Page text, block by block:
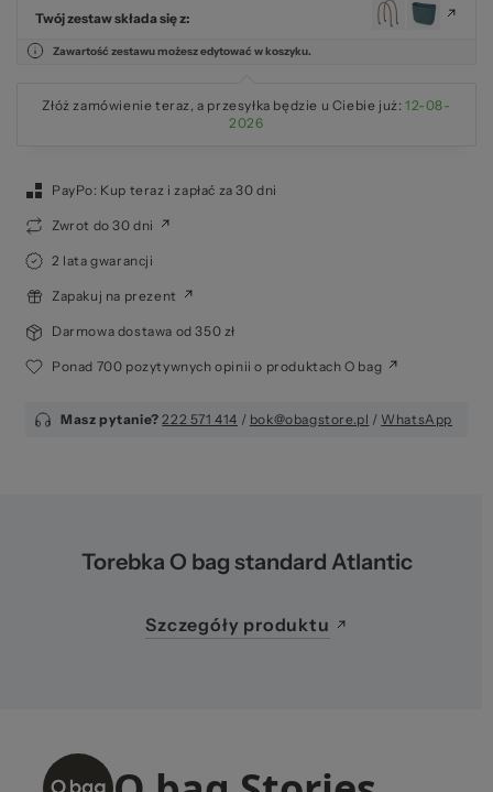
Twój zestaw składa się z:
Zawartość zestawu możesz edytować w koszyku.
Złóż zamówienie teraz, a przesyłka będzie u Ciebie już: 12-08-
2026
PayPo: Kup teraz i zapłać za 30 dni
Zwrot do 30 dni
2 lata gwarancji
Zapakuj na prezent
Darmowa dostawa od 350 zł
Ponad 700 pozytywnych opinii o produktach O bag
Masz pytanie? 222 571 414 / bok@obagstore.pl / WhatsApp
Torebka O bag standard Atlantic
Szczegóły produktu